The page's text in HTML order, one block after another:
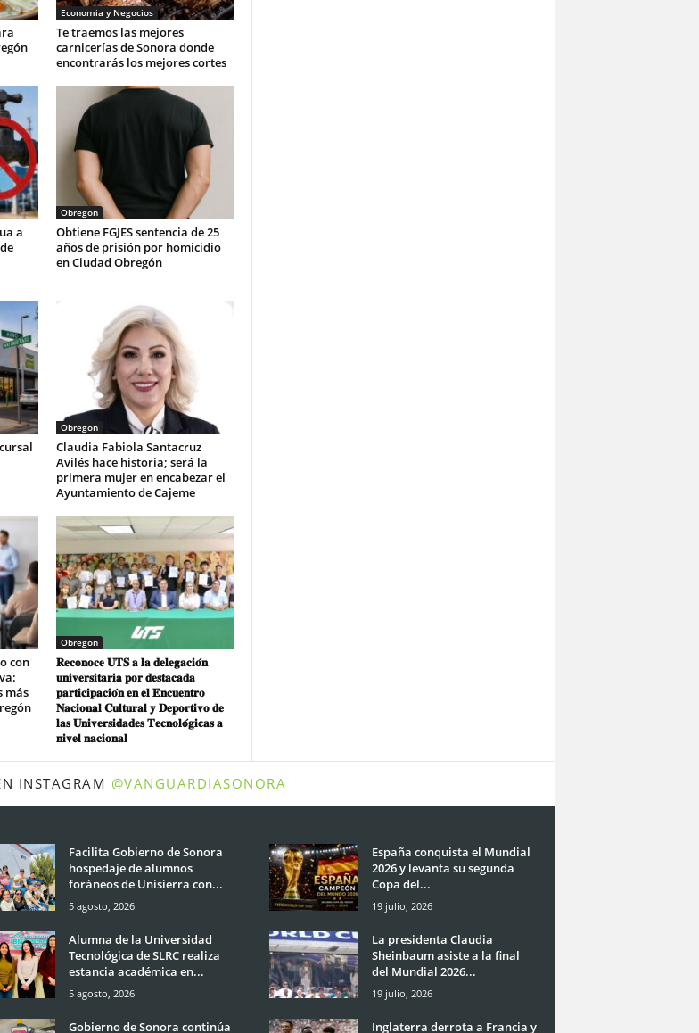
Economia y Negocios
Te traemos las mejores
carnicerías de Sonora donde
encontrarás los mejores cortes
a
Obregon
Obtiene FGJES sentencia de 25
años de prisión por homicidio
en Ciudad Obregón
Obregon
Claudia Fabiola Santacruz
Avilés hace historia; será la
primera mujer en encabezar el
Ayuntamiento de Cajeme
con
más
Obregon
𝐑𝐞𝐜𝐨𝐧𝐨𝐜𝐞 𝐔𝐓𝐒 𝐚 𝐥𝐚 𝐝𝐞𝐥𝐞𝐠𝐚𝐜𝐢𝐨́𝐧
𝐮𝐧𝐢𝐯𝐞𝐫𝐬𝐢𝐭𝐚𝐫𝐢𝐚 𝐩𝐨𝐫 𝐝𝐞𝐬𝐭𝐚𝐜𝐚𝐝𝐚
𝐩𝐚𝐫𝐭𝐢𝐜𝐢𝐩𝐚𝐜𝐢𝐨́𝐧 𝐞𝐧 𝐞𝐥 𝐄𝐧𝐜𝐮𝐞𝐧𝐭𝐫𝐨
𝐍𝐚𝐜𝐢𝐨𝐧𝐚𝐥 𝐂𝐮𝐥𝐭𝐮𝐫𝐚𝐥 𝐲 𝐃𝐞𝐩𝐨𝐫𝐭𝐢𝐯𝐨 𝐝𝐞
𝐥𝐚𝐬 𝐔𝐧𝐢𝐯𝐞𝐫𝐬𝐢𝐝𝐚𝐝𝐞𝐬 𝐓𝐞𝐜𝐧𝐨𝐥𝐨́𝐠𝐢𝐜𝐚𝐬 𝐚
𝐧𝐢𝐯𝐞𝐥 𝐧𝐚𝐜𝐢𝐨𝐧𝐚𝐥
INSTAGRAM @VANGUARDIASONORA
Facilita Gobierno de Sonora
hospedaje de alumnos
foráneos de Unisierra con...
5 agosto, 2026
Alumna de la Universidad
Tecnológica de SLRC realiza
estancia académica en...
5 agosto, 2026
Gobierno de Sonora continúa
España conquista el Mundial
2026 y levanta su segunda
Copa del...
19 julio, 2026
La presidenta Claudia
Sheinbaum asiste a la final
del Mundial 2026...
19 julio, 2026
Inglaterra derrota a Francia y